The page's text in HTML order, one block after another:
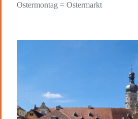
Ostermontag = Ostermarkt